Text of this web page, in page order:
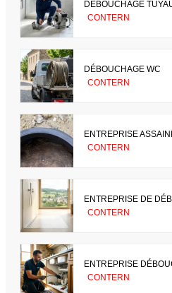
DÉBOUCHAGE
CONTERN
DÉBOUCHAGE WC
CONTERN
ENTREPRISE
CONTERN
ENTREPRISE DE
CONTERN
ENTREPRISE
CONTERN